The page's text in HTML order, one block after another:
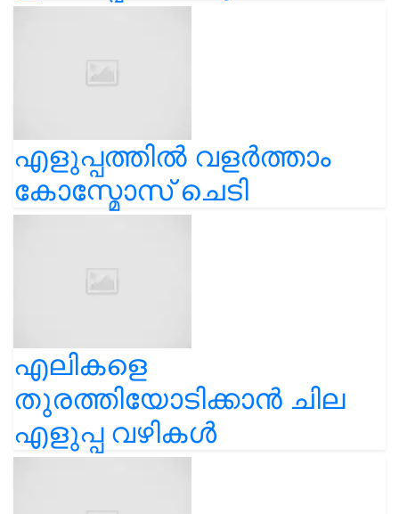
എളുപ്പത്തിൽ വളർത്താം
കോസ്മോസ് ചെടി
എലികളെ
തുരത്തിയോടിക്കാൻ ചില
എളുപ്പ വഴികൾ